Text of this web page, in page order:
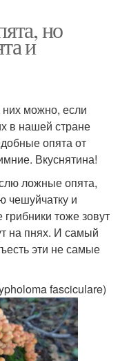
но
и
них можно, если
в нашей стране
опята от
Вкуснятина!
ложные опята,
чешуйчатку и
тоже зовут
на пнях. И самый
эти не самые
fasciculare)